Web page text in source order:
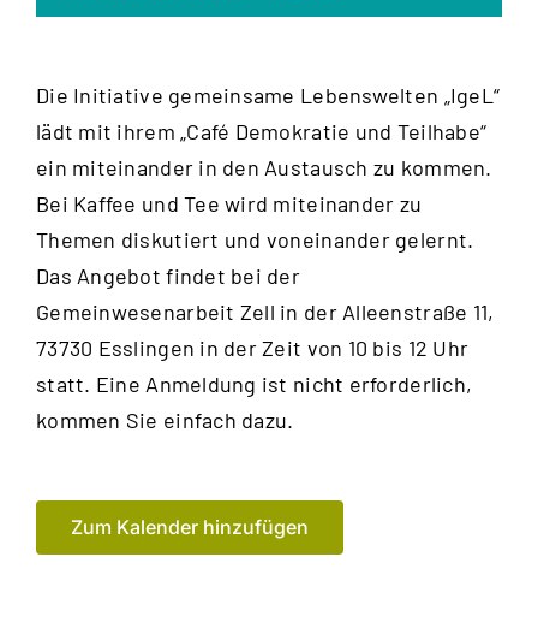
Die Initiative gemeinsame Lebenswelten „IgeL“
lädt mit ihrem „Café Demokratie und Teilhabe“
ein miteinander in den Austausch zu kommen.
Bei Kaffee und Tee wird miteinander zu
Themen diskutiert und voneinander gelernt.
Das Angebot findet bei der
Gemeinwesenarbeit Zell in der Alleenstraße 11,
73730 Esslingen in der Zeit von 10 bis 12 Uhr
statt. Eine Anmeldung ist nicht erforderlich,
kommen Sie einfach dazu.
Zum Kalender hinzufügen